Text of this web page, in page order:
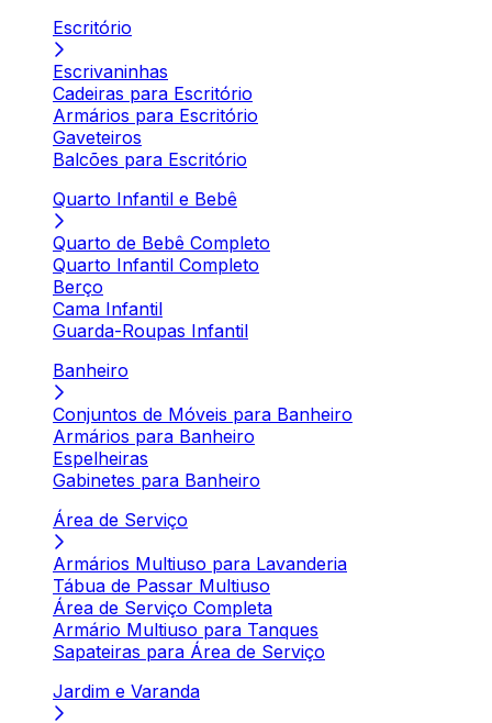
Escritório
Escrivaninhas
Cadeiras para Escritório
Armários para Escritório
Gaveteiros
Balcões para Escritório
Quarto Infantil e Bebê
Quarto de Bebê Completo
Quarto Infantil Completo
Berço
Cama Infantil
Guarda-Roupas Infantil
Banheiro
Conjuntos de Móveis para Banheiro
Armários para Banheiro
Espelheiras
Gabinetes para Banheiro
Área de Serviço
Armários Multiuso para Lavanderia
Tábua de Passar Multiuso
Área de Serviço Completa
Armário Multiuso para Tanques
Sapateiras para Área de Serviço
Jardim e Varanda